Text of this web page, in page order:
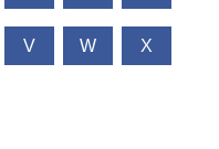
V W X